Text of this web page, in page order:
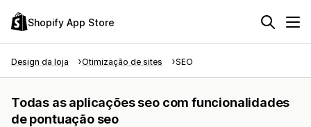
Shopify App Store
Design da loja Otimização de sites SEO
Todas as aplicações seo com funcionalidades
de pontuação seo